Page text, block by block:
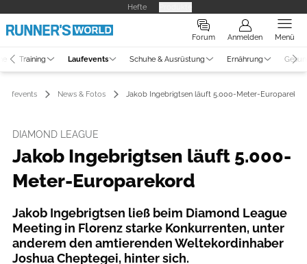
Hefte
Forum Anmelden Menü
Training Laufevents Schuhe & Ausrüstung Ernährung
News & Fotos Jakob Ingebrigtsen läuft 5.000-Meter-
DIAMOND LEAGUE
Jakob Ingebrigtsen läuft 5.000-
Meter-Europarekord
Jakob Ingebrigtsen ließ beim Diamond League
Meeting in Florenz starke Konkurrenten, unter
anderem den amtierenden Weltekordinhaber
Joshua Cheptegei, hinter sich.